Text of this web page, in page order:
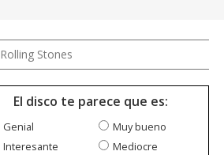
Stones
El disco te parece que es:
Genial
Muy bueno
Interesante
Mediocre